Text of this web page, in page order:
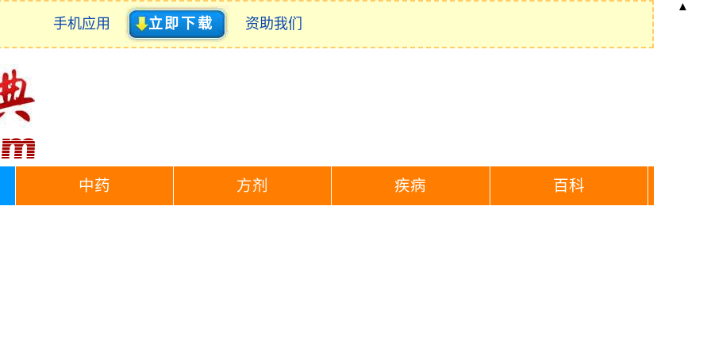
手机应用 立即下载 资助我们
中药 方剂 疾病 百科
▲